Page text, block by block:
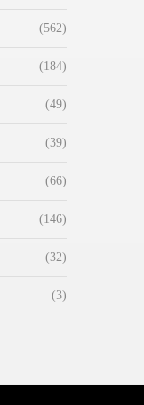
(562)
(184)
(49)
(39)
(66)
(146)
(32)
(3)